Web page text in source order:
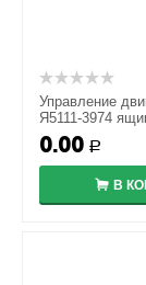
Управление
Я5111-3974
0.00 Р
В